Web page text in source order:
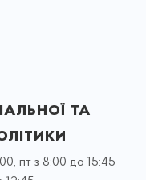
та
пт з 8:00 до 15:45